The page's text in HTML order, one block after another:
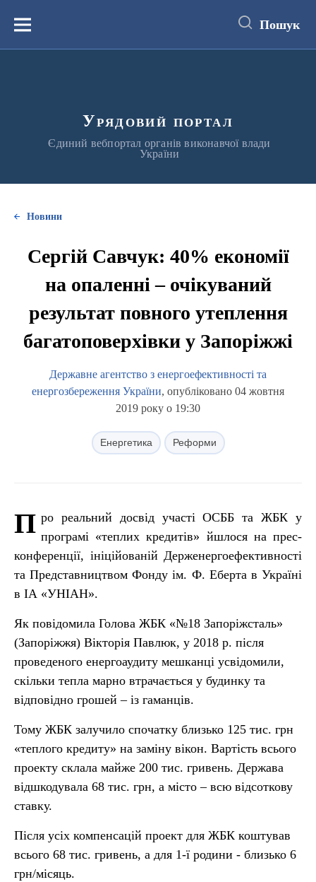
вмістуМеню Пошук
Урядовий портал
Єдиний вебпортал органів виконавчої влади
України
Новини
Сергій Савчук: 40% економії
на опаленні – очікуваний
результат повного утеплення
багатоповерхівки у Запоріжжі
Державне агентство з енергоефективності та
енергозбереження України, опубліковано 04 жовтня
2019 року о 19:30
Енергетика Реформи
П ро реальний досвід участі ОСББ та ЖБК у
програмі «теплих кредитів» йшлося на прес-
конференції, ініційованій Держенергоефективності
та Представництвом Фонду ім. Ф. Еберта в Україні
в ІА «УНІАН».
Як повідомила Голова ЖБК «№18 Запоріжсталь»
(Запоріжжя) Вікторія Павлюк, у 2018 р. після
проведеного енергоаудиту мешканці усвідомили,
скільки тепла марно втрачається у будинку та
відповідно грошей – із гаманців.
Тому ЖБК залучило спочатку близько 125 тис. грн
«теплого кредиту» на заміну вікон. Вартість всього
проекту склала майже 200 тис. гривень. Держава
відшкодувала 68 тис. грн, а місто – всю відсоткову
ставку.
Після усіх компенсацій проект для ЖБК коштував
всього 68 тис. гривень, а для 1-ї родини - близько 6
грн/місяць.